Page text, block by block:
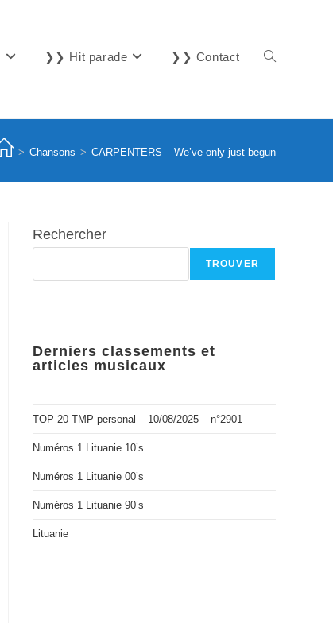
❯❯ Hit parade ❯❯ Contact Toggle
> Chansons > CARPENTERS – We’ve only just begun
Rechercher
TROUVER
Derniers classements et
articles musicaux
TOP 20 TMP personal – 10/08/2025 – n°2901
Numéros 1 Lituanie 10’s
Numéros 1 Lituanie 00’s
Numéros 1 Lituanie 90’s
Lituanie